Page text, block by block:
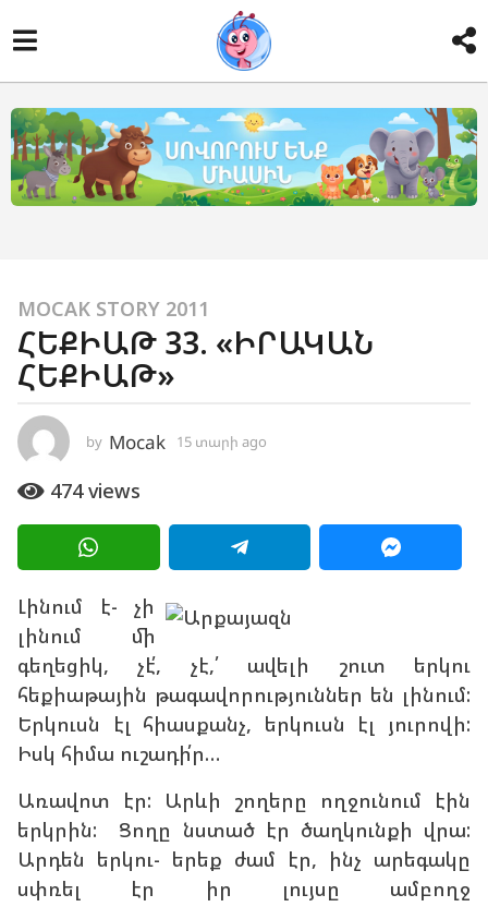
1
5
տ
ա
ր
ի
a
1
4
տ
ա
ր
ի
a
o
MOCAK STORY 2011
ՀԵՔԻԱԹ 33. «ԻՐԱԿԱՆ
ՀԵՔԻԱԹ»
by Mocak 15 տարի ago
ր
a
474 views
Լինում է- չի
լինում մի
գեղեցիկ, չէ՛, չէ,՛ ավելի շուտ երկու
հեքիաթային թագավորություններ են լինում:
Երկուսն էլ հիասքանչ, երկուսն էլ յուրովի:
Իսկ հիմա ուշադի՛ր…
Առավոտ էր: Արևի շողերը ողջունում էին
երկրին: Ցողը նստած էր ծաղկունքի վրա:
Արդեն երկու- երեք ժամ էր, ինչ արեգակը
սփռել էր իր լույսը ամբողջ